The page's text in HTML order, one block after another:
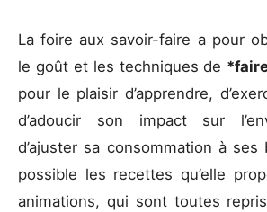
La foire aux savoir-faire a pour
le goût et les techniques de
pour le plaisir d’apprendre,
d’adoucir son impact sur
d’ajuster sa consommation à
possible les recettes qu’elle
animations, qui sont toutes